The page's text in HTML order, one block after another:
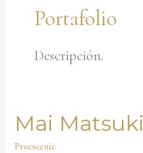
Portafolio
Descripción.
Mai Matsuki
Proescenic
Mai